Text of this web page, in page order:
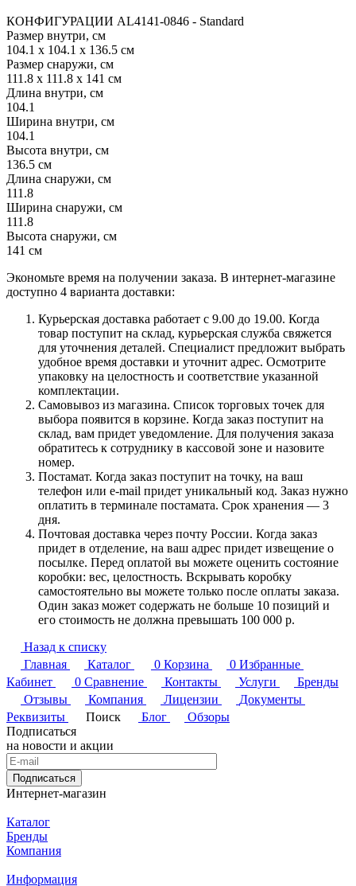
КОНФИГУРАЦИИ AL4141-0846 - Standard
Размер внутри, см
104.1 x 104.1 x 136.5 см
Размер снаружи, см
111.8 x 111.8 x 141 см
Длина внутри, см
104.1
Ширина внутри, см
104.1
Высота внутри, см
136.5 см
Длина снаружи, см
111.8
Ширина снаружи, см
111.8
Высота снаружи, см
141 см
Экономьте время на получении заказа. В интернет-магазине
доступно 4 варианта доставки:
Курьерская доставка работает с 9.00 до 19.00. Когда
товар поступит на склад, курьерская служба свяжется
для уточнения деталей. Специалист предложит выбрать
удобное время доставки и уточнит адрес. Осмотрите
упаковку на целостность и соответствие указанной
комплектации.
Самовывоз из магазина. Список торговых точек для
выбора появится в корзине. Когда заказ поступит на
склад, вам придет уведомление. Для получения заказа
обратитесь к сотруднику в кассовой зоне и назовите
номер.
Постамат. Когда заказ поступит на точку, на ваш
телефон или e-mail придет уникальный код. Заказ нужно
оплатить в терминале постамата. Срок хранения — 3
дня.
Почтовая доставка через почту России. Когда заказ
придет в отделение, на ваш адрес придет извещение о
посылке. Перед оплатой вы можете оценить состояние
коробки: вес, целостность. Вскрывать коробку
самостоятельно вы можете только после оплаты заказа.
Один заказ может содержать не больше 10 позиций и
его стоимость не должна превышать 100 000 р.
Назад к списку
Главная
Каталог 0 Корзина 0 Избранные
Кабинет
0 Сравнение Контакты Услуги
Бренды
Отзывы
Компания Лицензии
Документы
Реквизиты
Поиск Блог
Обзоры
Подписаться
на новости и акции
Подписаться
Интернет-магазин
Каталог
Бренды
Компания
Информация